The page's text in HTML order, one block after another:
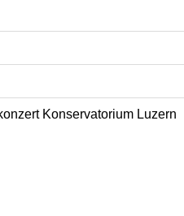
Konservatorium Luzern